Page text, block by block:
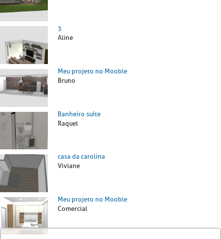
3
Aline
Meu projeto no Mooble
Bruno
Banheiro suíte
Raquel
casa da carolina
Viviane
Meu projeto no Mooble
Comercial